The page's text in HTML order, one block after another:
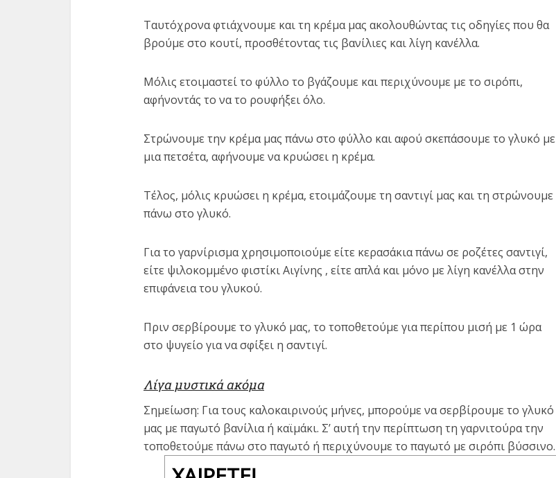
Ταυτόχρονα φτιάχνουμε και τη κρέμα μας ακολουθώντας τις οδηγίες που θα
βρούμε στο κουτί, προσθέτοντας τις βανίλιες και λίγη κανέλλα.
Μόλις ετοιμαστεί το φύλλο το βγάζουμε και περιχύνουμε με το σιρόπι,
αφήνοντάς το να το ρουφήξει όλο.
Στρώνουμε την κρέμα μας πάνω στο φύλλο και αφού σκεπάσουμε το γλυκό με
μια πετσέτα, αφήνουμε να κρυώσει η κρέμα.
Τέλος, μόλις κρυώσει η κρέμα, ετοιμάζουμε τη σαντιγί μας και τη στρώνουμε
πάνω στο γλυκό.
Για το γαρνίρισμα χρησιμοποιούμε είτε κερασάκια πάνω σε ροζέτες σαντιγί,
είτε ψιλοκομμένο φιστίκι Αιγίνης , είτε απλά και μόνο με λίγη κανέλλα στην
επιφάνεια του γλυκού.
Πριν σερβίρουμε το γλυκό μας, το τοποθετούμε για περίπου μισή με 1 ώρα
στο ψυγείο για να σφίξει η σαντιγί.
Λίγα μυστικά ακόμα
Σημείωση: Για τους καλοκαιρινούς μήνες, μπορούμε να σερβίρουμε το γλυκό
μας με παγωτό βανίλια ή καϊμάκι. Σ’ αυτή την περίπτωση τη γαρνιτούρα την
τοποθετούμε πάνω στο παγωτό ή περιχύνουμε το παγωτό με σιρόπι βύσσινο.